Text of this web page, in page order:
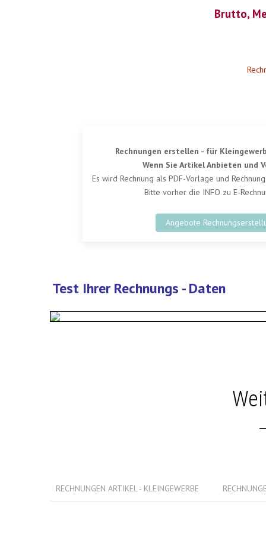
Brutto,
Rechnungen erstellen - für
Wenn Sie Artikel Anbieten und
Es wird Rechnung als PDF-Vorlage und
Bitte vorher die INFO zu E-
Angebote
Test Ihrer Rechnungs - Daten
RECHNUNGEN ARTIKEL - KLEINGEWERBE